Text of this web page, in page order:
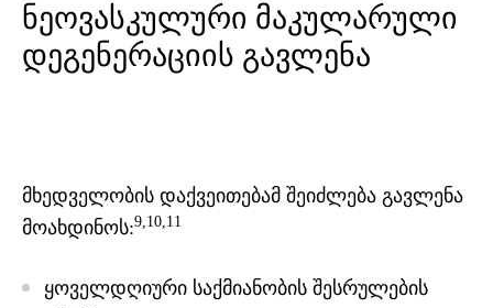
ნეოვასკულური მაკულარული
დეგენერაციის გავლენა
მხედველობის დაქვეითებამ შეიძლება გავლენა
მოახდინოს:9,10,11
ყოველდღიური საქმიანობის შესრულების